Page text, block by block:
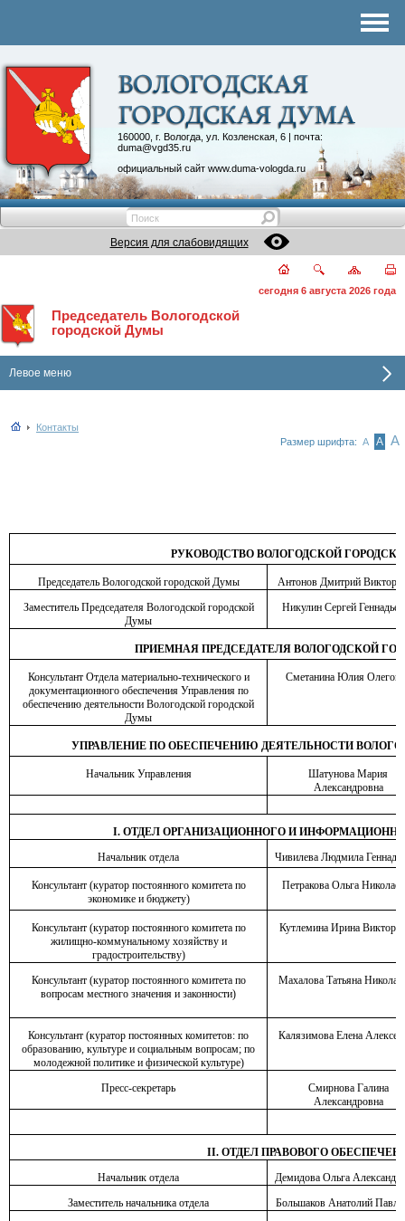
160000, г. Вологда, ул. Козленская, 6 | почта:
duma@vgd35.ru
официальный сайт www.duma-vologda.ru
Контакты
Депутатские объединения
Версия для слабовидящих
сегодня 6 августа 2026 года
Председатель Вологодской
городской Думы
Левое меню
Контакты
Размер шрифта: А А А
РУКОВОДСТВО ВОЛОГОДСКОЙ
Председатель Вологодской городской Думы
Антонов Дмитрий
Заместитель Председателя Вологодской городской
Думы
Никулин Сергей
ПРИЕМНАЯ ПРЕДСЕДАТЕЛЯ ВОЛОГОДСКОЙ
Консультант Отдела материально-технического и
документационного обеспечения Управления по
обеспечению деятельности Вологодской городской
Думы
Сметанина Юлия
УПРАВЛЕНИЕ ПО ОБЕСПЕЧЕНИЮ ДЕЯТЕЛЬНОСТИ
Начальник Управления
Шатунова Мария
Александровна
I. ОТДЕЛ ОРГАНИЗАЦИОННОГО И
Начальник отдела
Чивилева Людмила
Консультант (куратор постоянного комитета по
экономике и бюджету)
Петракова Ольга
Консультант (куратор постоянного комитета по
жилищно-коммунальному хозяйству и
градостроительству)
Кутлемина Ирина
Консультант (куратор постоянного комитета по
вопросам местного значения и законности)
Махалова Татьяна
Консультант (куратор постоянных комитетов: по
образованию, культуре и социальным вопросам; по
молодежной политике и физической культуре)
Калязимова Елена
Пресс-секретарь
Смирнова Галина
Александровна
II. ОТДЕЛ ПРАВОВОГО
Начальник отдела
Демидова Ольга
Заместитель начальника отдела
Большаков Анатолий